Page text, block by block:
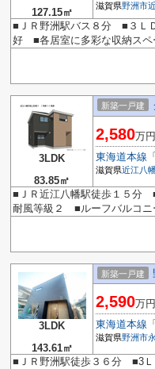
127.15㎡
滋賀県野洲市
■ＪＲ野洲駅バス８分 ■３Ｌ
好 ■各居室に多彩な収納スペ
3LDK
83.85㎡
新築一戸建
2,580万円
東海道本線
滋賀県近江八
■ＪＲ近江八幡駅徒歩１５
耐風等級２ ■ルーフバルコ
3LDK
143.61㎡
新築一戸建
2,590万円
東海道本線
滋賀県野洲市
■ＪＲ野洲駅徒歩３６分 ■3